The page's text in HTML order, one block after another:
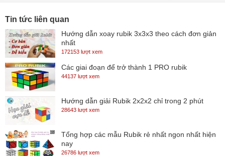
Tin tức liên quan
Hướng dẫn xoay rubik 3x3x3 theo cách đơn giản
nhất
172153 lượt xem
Các giai đoạn để trở thành 1 PRO rubik
44137 lượt xem
Hướng dẫn giải Rubik 2x2x2 chỉ trong 2 phút
28643 lượt xem
Tổng hợp các mẫu Rubik rẻ nhất ngon nhất hiện
nay
26786 lượt xem